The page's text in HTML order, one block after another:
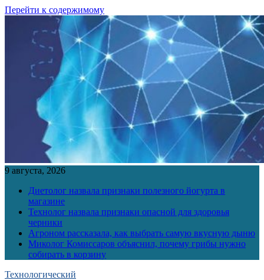
Перейти к содержимому
9 августа, 2026
Диетолог назвала признаки полезного йогурта в
магазине
Технолог назвала признаки опасной для здоровья
черники
Агроном рассказала, как выбрать самую вкусную дыню
Миколог Комиссаров объяснил, почему грибы нужно
собирать в корзину
Технологический